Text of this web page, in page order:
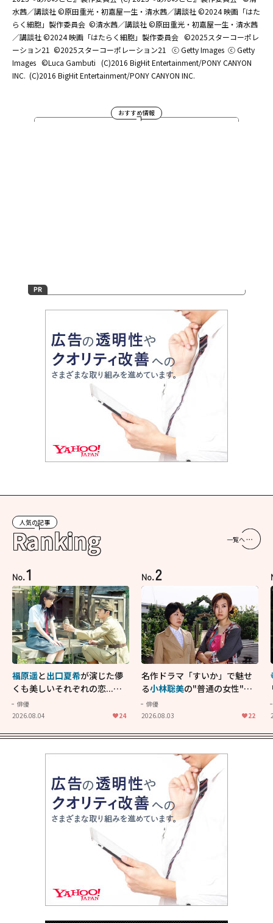
水茜／講談社 ©原田重光・初嘉屋一生・清水茜／講談社 ©2024 映画「はた
らく細胞」製作委員会 ©清水茜／講談社 ©原田重光・初嘉屋一生・清水茜
／講談社 ©2024 映画「はたらく細胞」製作委員会 ©2025スターコーポレ
ーション21 ©2025スターコーポレーション21 ⓒ Getty Images ⓒ Getty
Images ©Luca Gambuti (C)2016 BigHit Entertainment/PONY CANYON
INC. (C)2016 BigHit Entertainment/PONY CANYON INC.
おすすめ情報
人気の記事
Ranking 一覧へ
No.1
福原遥と出口夏希が演じた儚
くも美しいそれぞれの恋...生
きることの尊さを教えてくれ
た映画「あの花が咲く丘で、
俳優
2026.08.04
24
No.2
名作ドラマ「すいか」で魅せ
る小林聡美の"普通の女性"が
大人に刺さる...映画「かもめ
食堂」にも通じる静かな芝居
俳優
2026.08.03
22